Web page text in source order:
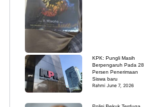
KPK: Pungli Masih
Berpengaruh Pada 28
Persen Penerimaan
Siswa baru
Rahmi June 7, 2026